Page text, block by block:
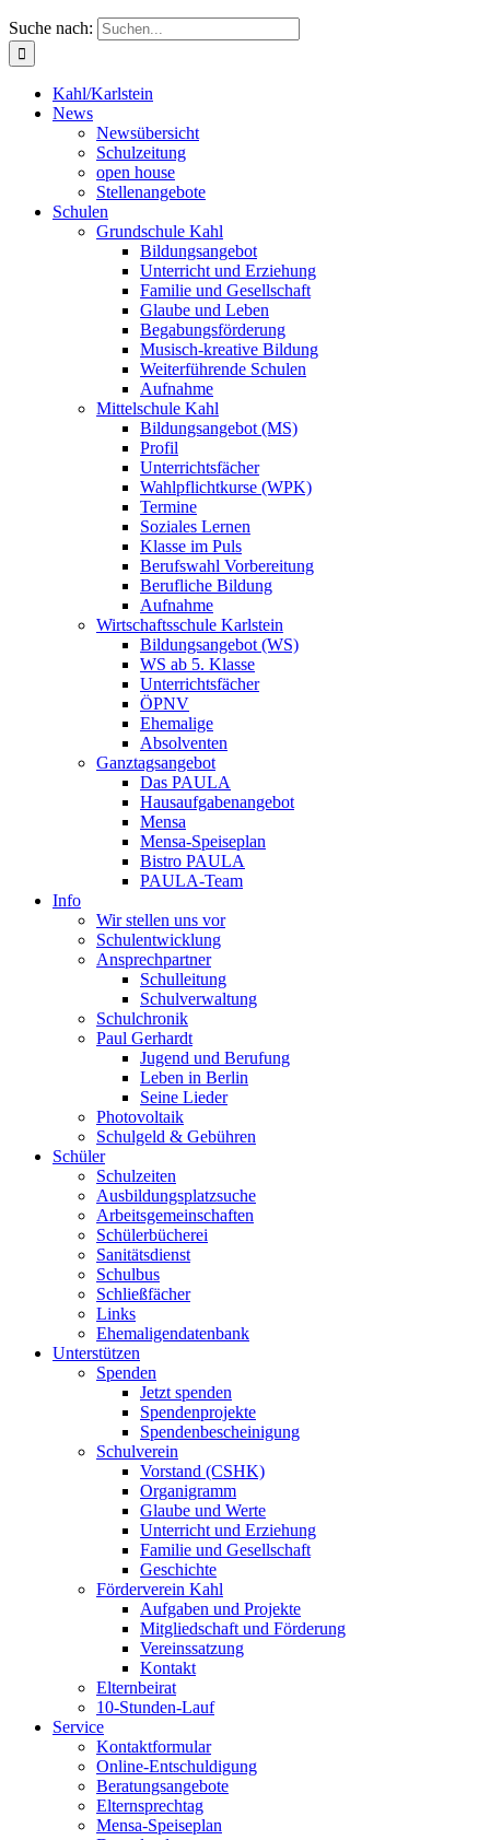
Suche nach:
Kahl/Karlstein
News
Newsübersicht
Schulzeitung
open house
Stellenangebote
Schulen
Grundschule Kahl
Bildungsangebot
Unterricht und Erziehung
Familie und Gesellschaft
Glaube und Leben
Begabungsförderung
Musisch-kreative Bildung
Weiterführende Schulen
Aufnahme
Mittelschule Kahl
Bildungsangebot (MS)
Profil
Unterrichtsfächer
Wahlpflichtkurse (WPK)
Termine
Soziales Lernen
Klasse im Puls
Berufswahl Vorbereitung
Berufliche Bildung
Aufnahme
Wirtschaftsschule Karlstein
Bildungsangebot (WS)
WS ab 5. Klasse
Unterrichtsfächer
ÖPNV
Ehemalige
Absolventen
Ganztagsangebot
Das PAULA
Hausaufgabenangebot
Mensa
Mensa-Speiseplan
Bistro PAULA
PAULA-Team
Info
Wir stellen uns vor
Schulentwicklung
Ansprechpartner
Schulleitung
Schulverwaltung
Schulchronik
Paul Gerhardt
Jugend und Berufung
Leben in Berlin
Seine Lieder
Photovoltaik
Schulgeld & Gebühren
Schüler
Schulzeiten
Ausbildungsplatzsuche
Arbeitsgemeinschaften
Schülerbücherei
Sanitätsdienst
Schulbus
Schließfächer
Links
Ehemaligendatenbank
Unterstützen
Spenden
Jetzt spenden
Spendenprojekte
Spendenbescheinigung
Schulverein
Vorstand (CSHK)
Organigramm
Glaube und Werte
Unterricht und Erziehung
Familie und Gesellschaft
Geschichte
Förderverein Kahl
Aufgaben und Projekte
Mitgliedschaft und Förderung
Vereinssatzung
Kontakt
Elternbeirat
10-Stunden-Lauf
Service
Kontaktformular
Online-Entschuldigung
Beratungsangebote
Elternsprechtag
Mensa-Speiseplan